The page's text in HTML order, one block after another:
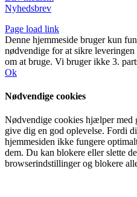
Nyhedsbrev
Page load link
Denne hjemmeside bruger kun
nødvendige for at sikre
om at bruge. Vi bruger ikke 3.
Ok
Nødvendige cookies
Nødvendige cookies hjælper med
give dig en god oplevelse. Fordi
hjemmesiden ikke fungere
dem. Du kan blokere eller slette
browserindstillinger og blokere